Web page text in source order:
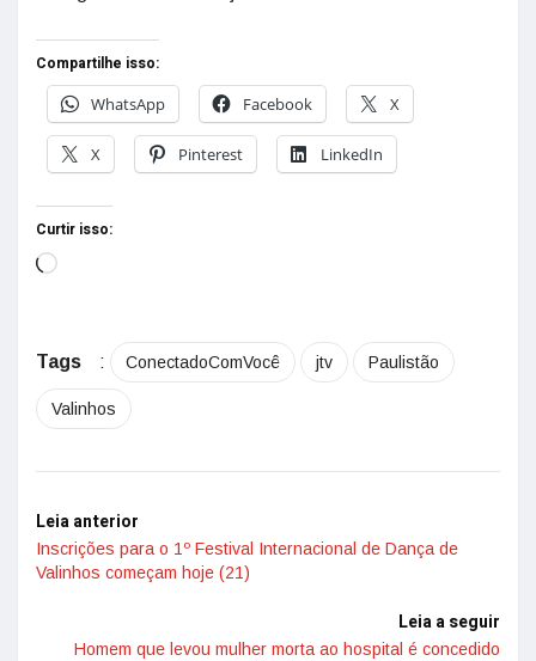
Compartilhe isso:
WhatsApp
Facebook X
X Pinterest LinkedIn
Curtir isso:
Tags : ConectadoComVocê jtv Paulistão
Valinhos
Leia anterior
Inscrições para o 1º Festival Internacional de Dança de
Valinhos começam hoje (21)
Leia a seguir
Homem que levou mulher morta ao hospital é concedido